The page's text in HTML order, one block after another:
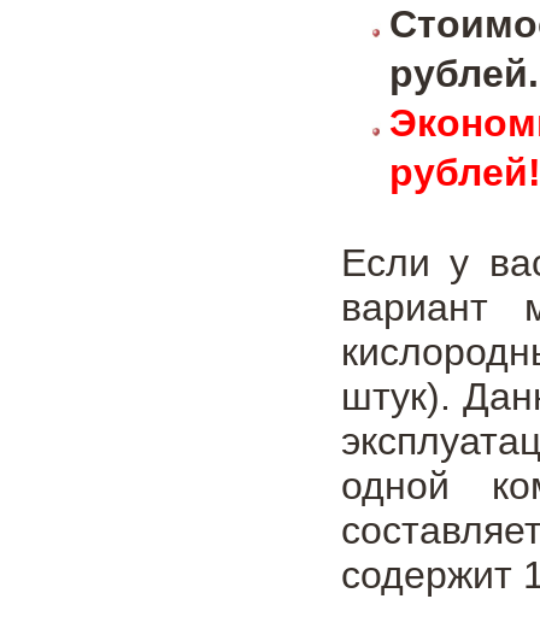
рублей.
рублей!
Если у
вариант
штук).
одной
содержит